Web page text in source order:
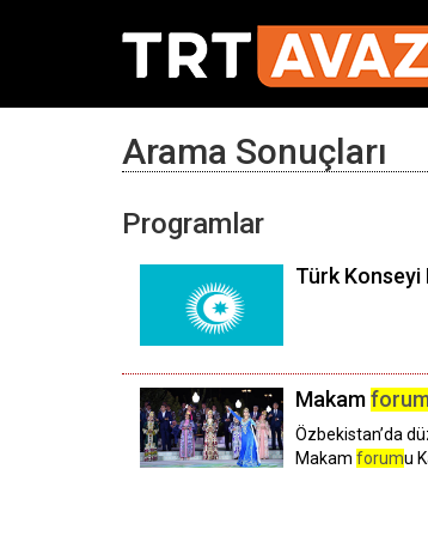
Arama Sonuçları
Programlar
Türk Konseyi
Makamforum
Özbekistan’da
Makam forumu